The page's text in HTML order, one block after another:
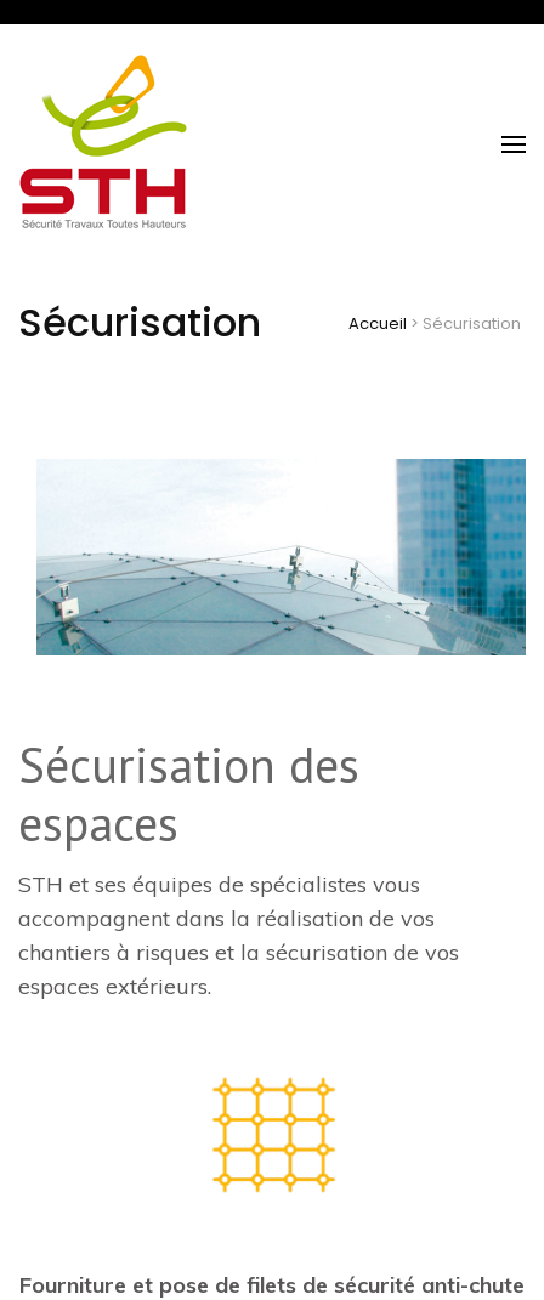
Sécurisation Accueil > Sécurisation
Sécurisation des
espaces
STH et ses équipes de spécialistes vous
accompagnent dans la réalisation de vos
chantiers à risques et la sécurisation de vos
espaces extérieurs.
Fourniture et pose de filets de sécurité anti-chute